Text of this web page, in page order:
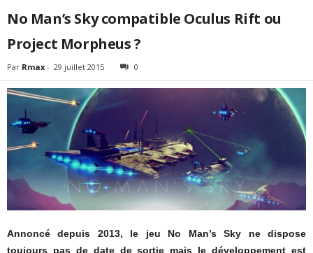
No Man’s Sky compatible Oculus Rift ou
Project Morpheus ?
Par Rmax - 29 juillet 2015 0
Annoncé depuis 2013, le jeu No Man’s Sky ne dispose
toujours pas de date de sortie mais le développement est